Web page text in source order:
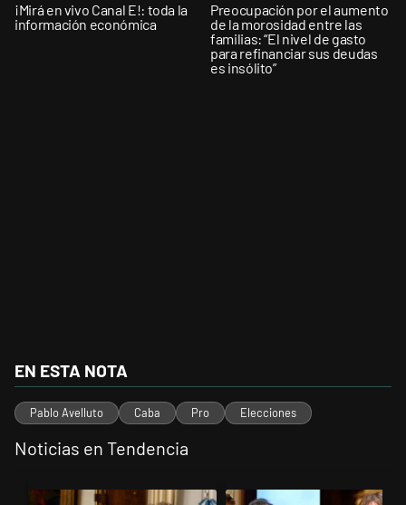
¡Mirá en vivo Canal E!: toda la
información económica
Preocupación por el aumento
de la morosidad entre las
familias: “El nivel de gasto
para refinanciar sus deudas
es insólito”
EN ESTA NOTA
Pablo Avelluto Caba Pro Elecciones
Noticias en Tendencia
Un artículo de tendencia con el título "Encuesta: Patricia Bullrich
Un artículo de tendencia con el